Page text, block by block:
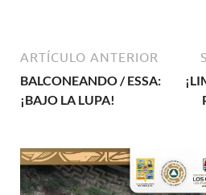
ARTÍCULO ANTERIOR
BALCONEANDO / ESSA:
¡BAJO LA LUPA!